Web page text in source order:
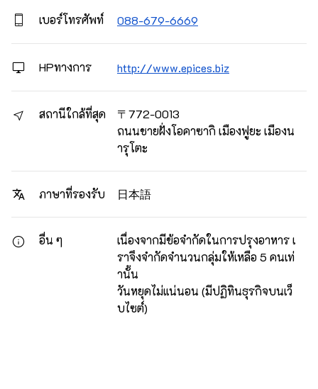
เบอร์โทรศัพท์ 088-679-6669
HPทางการ http://www.epices.biz
สถานีใกล้ที่สุด
〒772-0013
ถนนชายฝั่งโอคาซากิ เมืองฟูยะ เมืองน
ารุโตะ
ภาษาที่รองรับ 日本語
อื่น ๆ
เนื่องจากมีข้อจำกัดในการปรุงอาหาร เ
ราจึงจำกัดจำนวนกลุ่มให้เหลือ 5 คนเท่
านั้น
วันหยุดไม่แน่นอน (มีปฏิทินธุรกิจบนเว็
บไซต์)